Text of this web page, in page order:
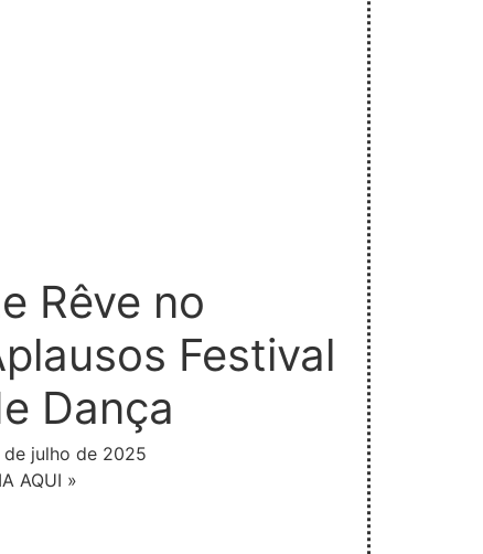
Rêve no
Festival
Dança
de julho de 2025
AQUI »